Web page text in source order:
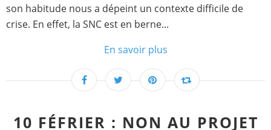
son habitude nous a dépeint un contexte difficile de
crise. En effet, la SNC est en berne...
En savoir plus
10 FÉFRIER : NON AU PROJET